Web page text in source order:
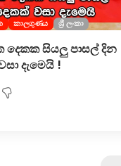
කාලගුණය ශ්‍රී ලංකා
දෙකක සියලු පාසල් දින
දැමෙයි !